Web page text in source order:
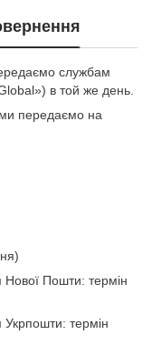
службам
в той же день.
передаємо на
Нової Пошти: термін
Укрпошти: термін